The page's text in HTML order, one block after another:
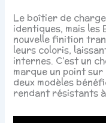
Le boîtier de
identiques, mais les
nouvelle finition
leurs coloris,
internes. C’est un
marque un point
deux modèles
rendant résistants